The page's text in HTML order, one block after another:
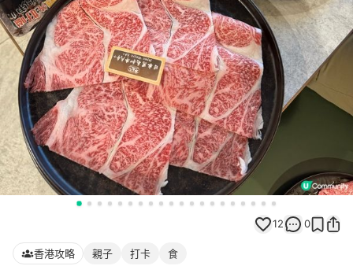
12 0
香港攻略 親子 打卡 食